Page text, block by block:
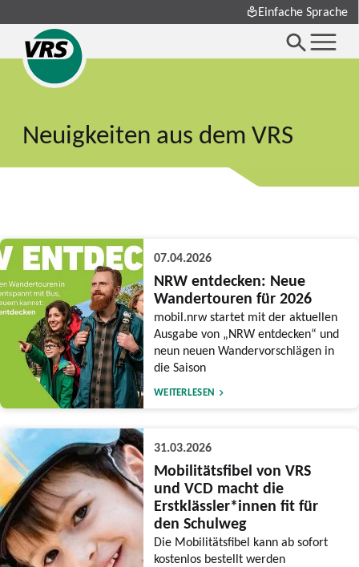
Einfache Sprache
Neuigkeiten aus dem VRS
07.04.2026
NRW entdecken: Neue
Wandertouren für 2026
mobil.nrw startet mit der aktuellen
Ausgabe von „NRW entdecken“ und
neun neuen Wandervorschlägen in
die Saison
WEITERLESEN
31.03.2026
Mobilitätsfibel von VRS
und VCD macht die
Erstklässler*innen fit für
den Schulweg
Die Mobilitätsfibel kann ab sofort
kostenlos bestellt werden